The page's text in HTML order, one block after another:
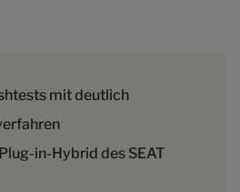
mit deutlich
in-Hybrid des SEAT